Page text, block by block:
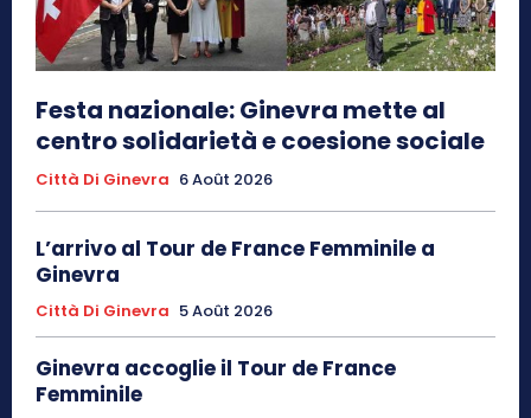
Festa nazionale: Ginevra mette al
centro solidarietà e coesione sociale
Città Di Ginevra 6 Août 2026
L’arrivo al Tour de France Femminile a
Ginevra
Città Di Ginevra 5 Août 2026
Ginevra accoglie il Tour de France
Femminile